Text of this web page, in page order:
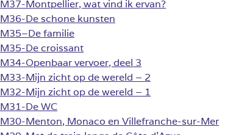
M37-Montpellier, wat vind ik ervan?
M36-De schone kunsten
M35–De familie
M35-De croissant
M34-Openbaar vervoer, deel 3
M33-Mijn zicht op de wereld – 2
M32-Mijn zicht op de wereld – 1
M31-De WC
M30-Menton, Monaco en Villefranche-sur-Mer